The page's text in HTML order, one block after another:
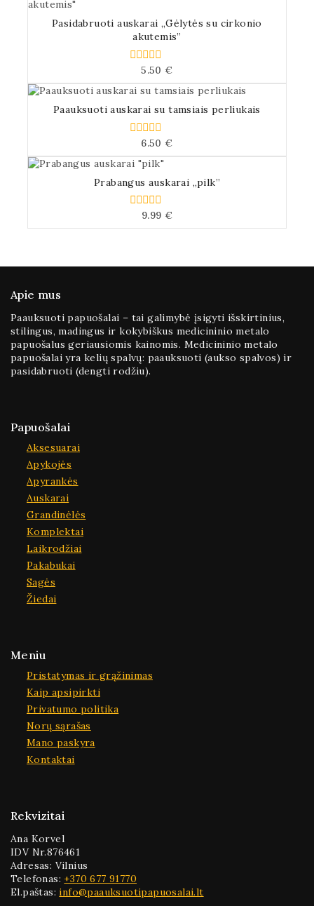
Pasidabruoti auskarai „Gėlytės su cirkonio
akutemis”
iš
5
5.50 €
Paauksuoti auskarai su tamsiais perliukais
iš
5
6.50 €
Prabangus auskarai „pilk”
iš
9.99 €
Apie mus
Paauksuoti papuošalai – tai galimybė įsigyti išskirtinius,
stilingus, madingus ir kokybiškus medicininio metalo
papuošalus geriausiomis kainomis. Medicininio metalo
papuošalai yra kelių spalvų: paauksuoti (aukso spalvos) ir
pasidabruoti (dengti rodžiu).
Papuošalai
Aksesuarai
Apykojės
Apyrankės
Auskarai
Grandinėlės
Komplektai
Laikrodžiai
Pakabukai
Sagės
Žiedai
Meniu
Pristatymas ir grąžinimas
Kaip apsipirkti
Privatumo politika
Norų sąrašas
Mano paskyra
Kontaktai
Rekvizitai
Ana Korvel
IDV Nr.876461
Adresas: Vilnius
Telefonas: +370 677 91770
El.paštas:info@paauksuotipapuosalai.lt